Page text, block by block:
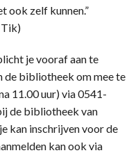
ook zelf kunnen.”
Tik)
je vooraf aan te
de bibliotheek om mee te
11.00 uur) via 0541-
de bibliotheek van
kan inschrijven voor de
kan ook via